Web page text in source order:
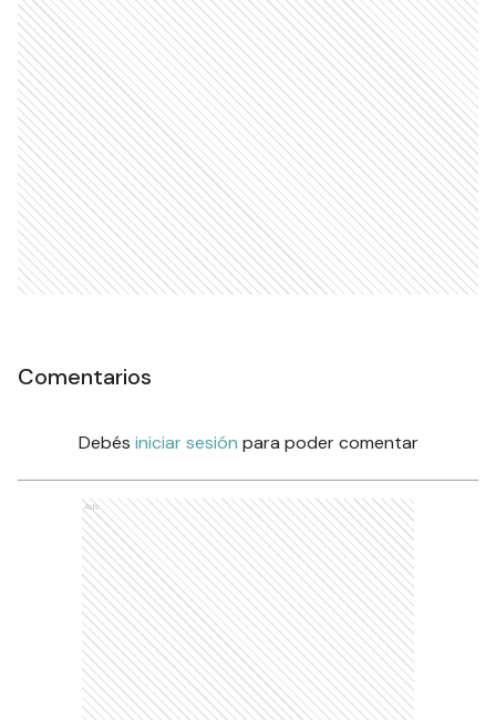
Comentarios
Debés iniciar sesión para poder comentar
Ads